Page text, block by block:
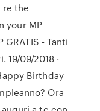
re the
your MP
GRATIS - Tanti
09/2018 ·
Birthday
Ora